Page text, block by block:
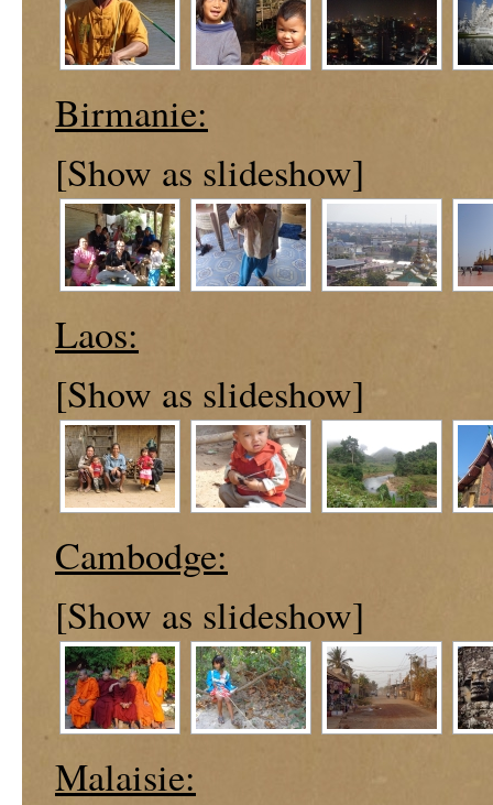
Birmanie:
[Show as slideshow]
Laos:
[Show as slideshow]
Cambodge:
[Show as slideshow]
Malaisie: